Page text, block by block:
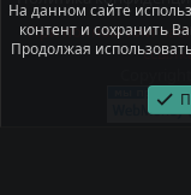
При полном или
На данном сайте
контент и сохранить
Продолжая